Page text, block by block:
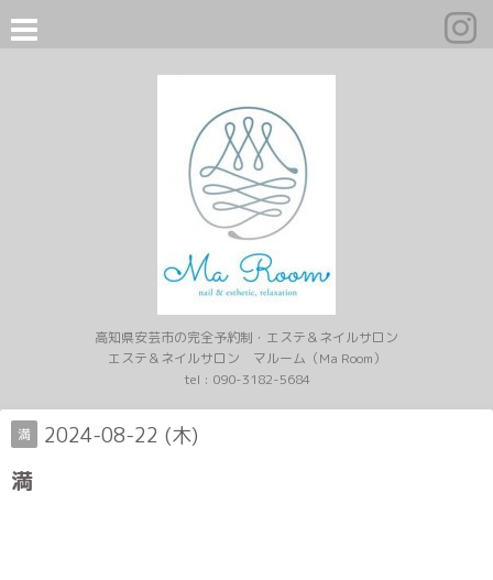
高知県安芸市の完全予約制・エステ＆ネイルサロン
エステ＆ネイルサロン マルーム（Ma Room）
tel : 090-3182-5684
満 2024-08-22 (木)
満